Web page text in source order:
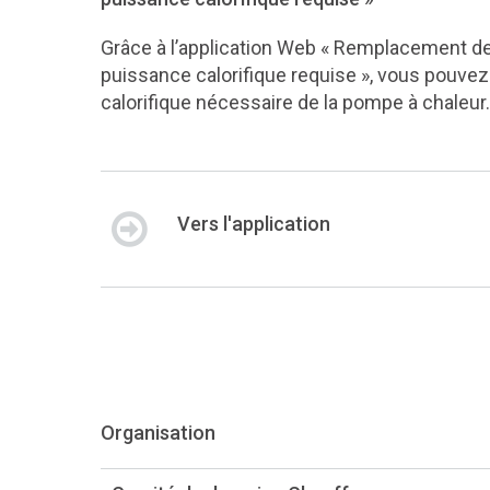
Grâce à l’application Web « Remplacement
puissance calorifique requise », vous
calorifique nécessaire de la pompe à chaleur.
Vers l'application
Organisation